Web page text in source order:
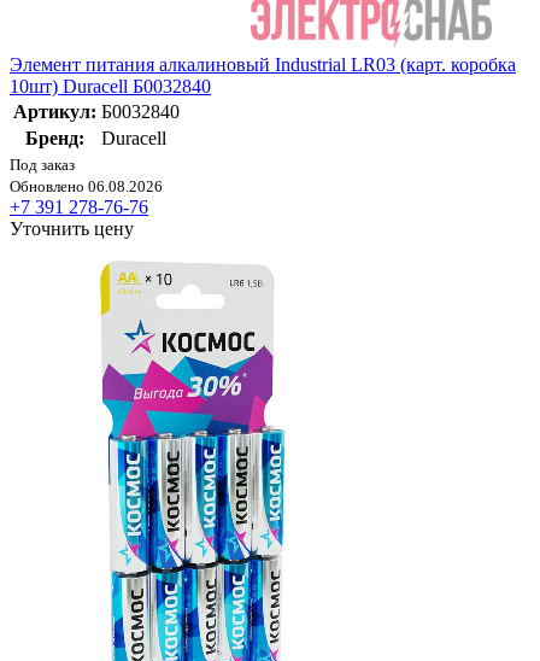
Элемент питания алкалиновый Industrial LR03 (карт. коробка
10шт) Duracell Б0032840
Артикул: Б0032840
Бренд:
Duracell
Под заказ
Обновлено 06.08.2026
+7 391 278-76-76
Уточнить цену